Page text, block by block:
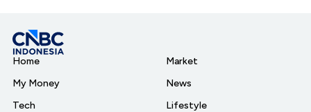
Home
My Money
Tech
Market
News
Lifestyle